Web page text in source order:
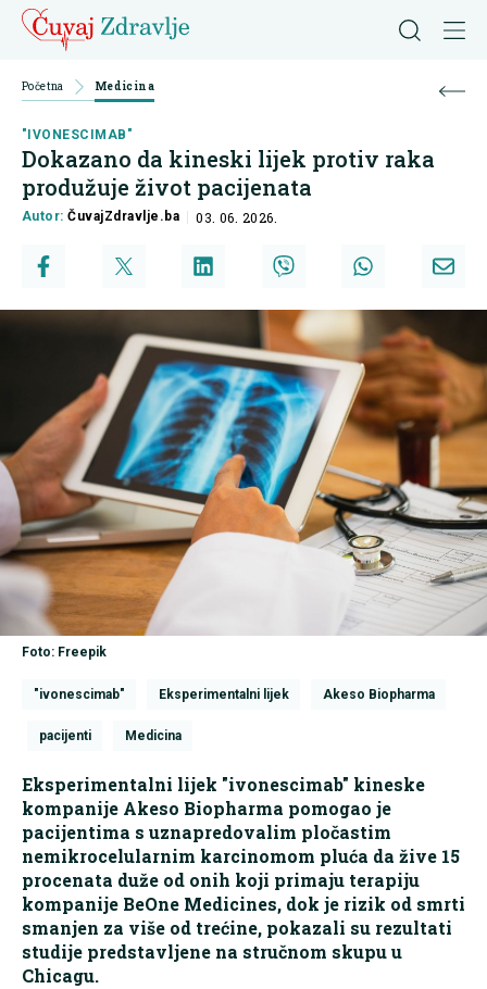
Početna Medicina
"IVONESCIMAB"
Dokazano da kineski lijek protiv raka
produžuje život pacijenata
Autor:ČuvajZdravlje.ba 03. 06. 2026.
Foto: Freepik
"ivonescimab" Eksperimentalni lijek Akeso Biopharma
pacijenti Medicina
Eksperimentalni lijek "ivonescimab" kineske
kompanije Akeso Biopharma pomogao je
pacijentima s uznapredovalim pločastim
nemikrocelularnim karcinomom pluća da žive 15
procenata duže od onih koji primaju terapiju
kompanije BeOne Medicines, dok je rizik od smrti
smanjen za više od trećine, pokazali su rezultati
studije predstavljene na stručnom skupu u
Chicagu.